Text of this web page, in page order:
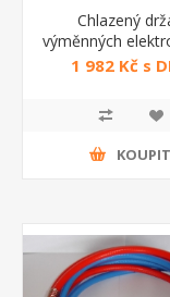
Chlazený
výměnných
1 982 Kč s
KOUPIT